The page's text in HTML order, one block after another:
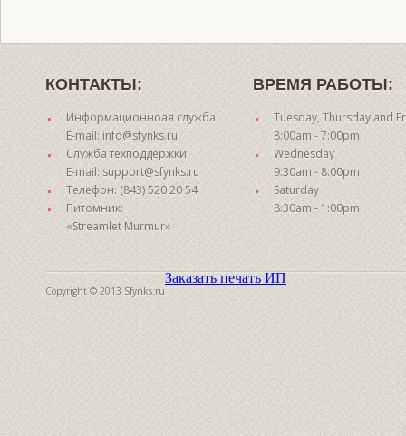
КОНТАКТЫ:
Информационноая служба:
E-mail: info@sfynks.ru
Служба техподдержки:
E-mail: support@sfynks.ru
Телефон: (843) 520 20 54
Питомник:
«Streamlet Murmur»
ВРЕМЯ РАБОТЫ:
Tuesday, Thursday and
8:00am - 7:00pm
Wednesday
9:30am - 8:00pm
Saturday
8:30am - 1:00pm
Copyright © 2013 Sfynks.ru
Заказать печать ИП